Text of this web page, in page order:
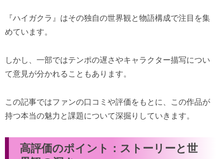
『ハイガクラ』はその独自の世界観と物語構成で注目を集
めています。
しかし、一部ではテンポの遅さやキャラクター描写につい
て意見が分かれることもあります。
この記事ではファンの口コミや評価をもとに、この作品が
持つ本当の魅力と課題について深掘りしていきます。
高評価のポイント：ストーリーと世